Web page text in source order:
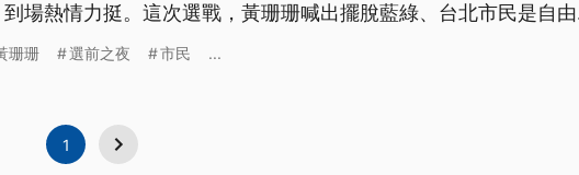
場熱情力挺。這次選戰，黃珊珊喊出擺脫藍綠、台北市民是自由
民支持。另外民眾黨主席、也是台北市長的柯文哲，大約9點多會到
珊珊 選前之夜 市民 ...
1